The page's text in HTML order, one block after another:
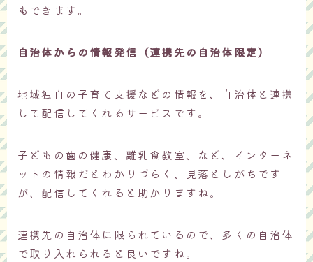
もできます。
自治体からの情報発信（連携先の自治体限定）
地域独自の子育て支援などの情報を、自治体と連携
して配信してくれるサービスです。
子どもの歯の健康、離乳食教室、など、インターネ
ットの情報だとわかりづらく、見落としがちです
が、配信してくれると助かりますね。
連携先の自治体に限られているので、多くの自治体
で取り入れられると良いですね。